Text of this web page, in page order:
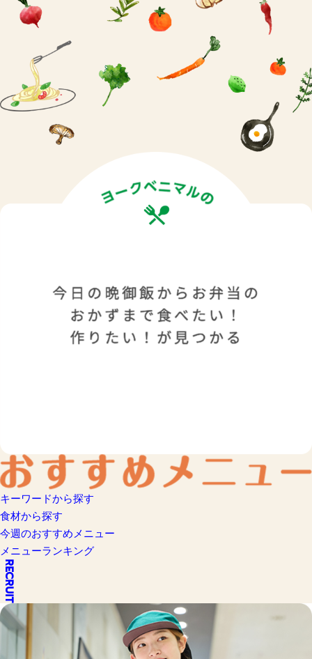
キーワードから探す
食材から探す
今週のおすすめメニュー
メニューランキング
RECRUIT